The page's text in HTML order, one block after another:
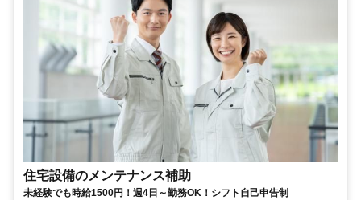
住宅設備のメンテナンス補助
未経験でも時給1500円！週4日～勤務OK！シフト自己申告制